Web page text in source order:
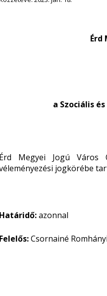
Érd
a Szociális
Érd Megyei Jogú Város
jogkörébe
Határidő:azonnal
Felelős:Csornainé